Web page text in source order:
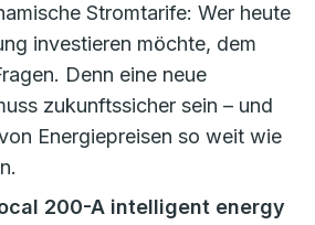
Stromtarife: Wer heute
investieren möchte, dem
Denn eine neue
zukunftssicher sein – und
Energiepreisen so weit wie
200-A intelligent energy